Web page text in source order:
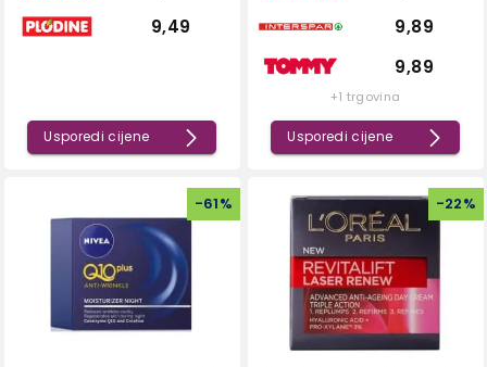
9,49
Usporedi cijene
9,89
9,89
+1 trgovina
Usporedi cijene
-61% -22%